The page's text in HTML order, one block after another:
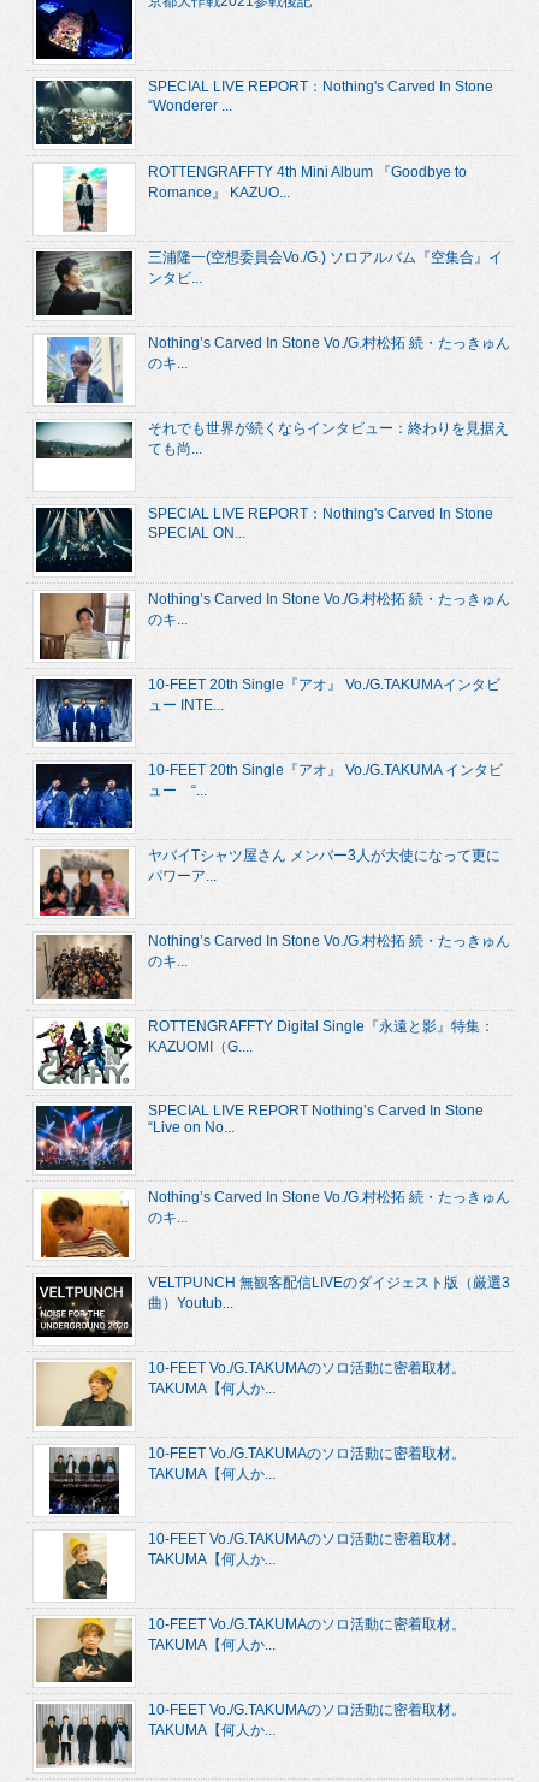
SPECIAL LIVE REPORT：Nothing's Carved In Stone
“Wonderer ...
ROTTENGRAFFTY 4th Mini Album 『Goodbye to
Romance』 KAZUO...
三浦隆一(空想委員会Vo./G.) ソロアルバム『空集合』イ
ンタビ...
Nothing’s Carved In Stone Vo./G.村松拓 続・たっきゅん
のキ...
それでも世界が続くならインタビュー：終わりを見据え
ても尚...
SPECIAL LIVE REPORT：Nothing's Carved In Stone
SPECIAL ON...
Nothing’s Carved In Stone Vo./G.村松拓 続・たっきゅん
のキ...
10-FEET 20th Single『アオ』 Vo./G.TAKUMAインタビ
ュー INTE...
10-FEET 20th Single『アオ』 Vo./G.TAKUMA インタビ
ュー “...
ヤバイTシャツ屋さん メンバー3人が大使になって更に
パワーア...
Nothing’s Carved In Stone Vo./G.村松拓 続・たっきゅん
のキ...
ROTTENGRAFFTY Digital Single『永遠と影』特集：
KAZUOMI（G....
SPECIAL LIVE REPORT Nothing’s Carved In Stone
“Live on No...
Nothing’s Carved In Stone Vo./G.村松拓 続・たっきゅん
のキ...
VELTPUNCH 無観客配信LIVEのダイジェスト版（厳選3
曲）Youtub...
10-FEET Vo./G.TAKUMAのソロ活動に密着取材。
TAKUMA【何人か...
10-FEET Vo./G.TAKUMAのソロ活動に密着取材。
TAKUMA【何人か...
10-FEET Vo./G.TAKUMAのソロ活動に密着取材。
TAKUMA【何人か...
10-FEET Vo./G.TAKUMAのソロ活動に密着取材。
TAKUMA【何人か...
10-FEET Vo./G.TAKUMAのソロ活動に密着取材。
TAKUMA【何人か...